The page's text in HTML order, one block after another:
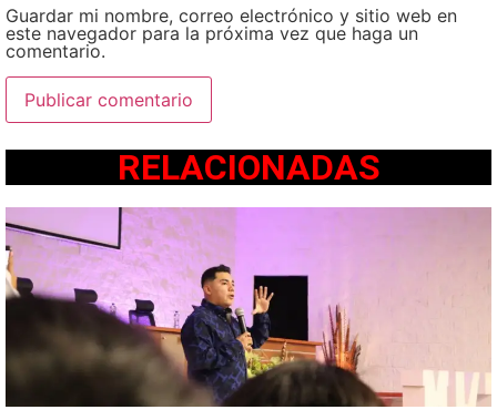
Guardar mi nombre, correo electrónico y sitio web en
este navegador para la próxima vez que haga un
comentario.
RELACIONADAS